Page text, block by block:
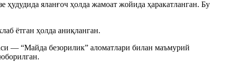
яланғоч ҳолда жамоат жойида ҳаракатланган. Бу
ётган ҳолда аниқланган.
— “Майда безорилик” аломатлари билан маъмурий